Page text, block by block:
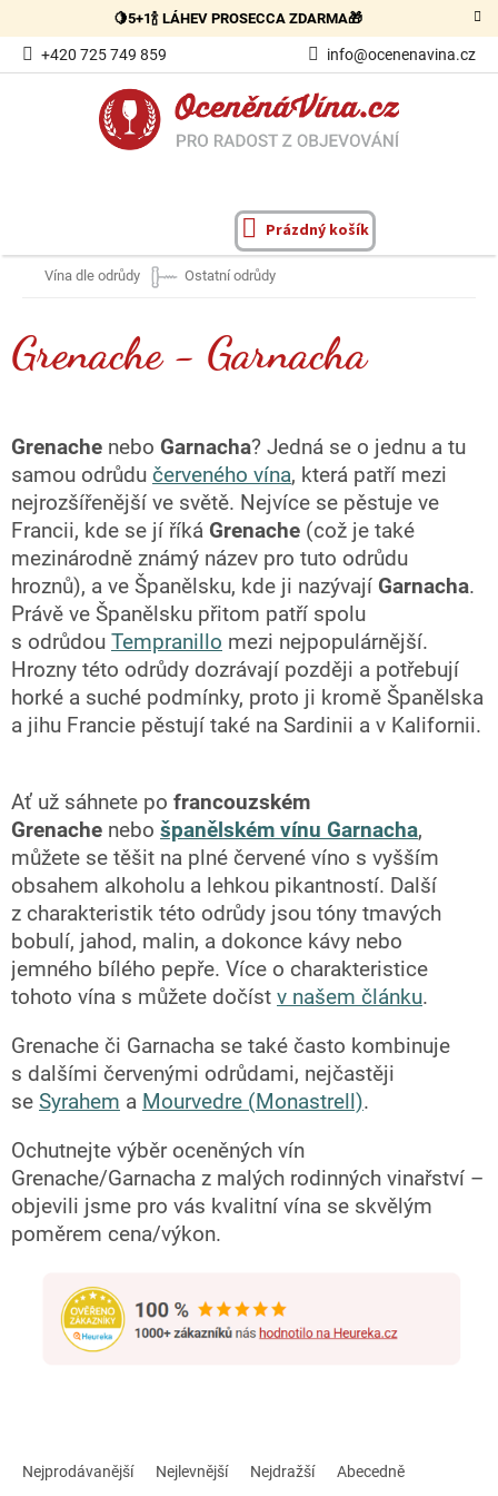
obsah
🍋5+1🍾 LÁHEV PROSECCA ZDARMA🎁
+420 725 749 859 info@ocenenavina.cz
NÁKUPNÍ
KOŠÍK
Prázdný košík
Vína dle odrůdy Ostatní odrůdy
Grenache - Garnacha
Grenache nebo Garnacha? Jedná se o jednu a tu
samou odrůdu červeného vína, která patří mezi
nejrozšířenější ve světě. Nejvíce se pěstuje ve
Francii, kde se jí říká Grenache (což je také
mezinárodně známý název pro tuto odrůdu
hroznů), a ve Španělsku, kde ji nazývají Garnacha.
Právě ve Španělsku přitom patří spolu
s odrůdou Tempranillo mezi nejpopulárnější.
Hrozny této odrůdy dozrávají později a potřebují
horké a suché podmínky, proto ji kromě Španělska
a jihu Francie pěstují také na Sardinii a v Kalifornii.
Ať už sáhnete po francouzském
Grenache nebo španělském vínu Garnacha,
můžete se těšit na plné červené víno s vyšším
obsahem alkoholu a lehkou pikantností. Další
z charakteristik této odrůdy jsou tóny tmavých
bobulí, jahod, malin, a dokonce kávy nebo
jemného bílého pepře. Více o charakteristice
tohoto vína s můžete dočíst v našem článku.
Grenache či Garnacha se také často kombinuje
s dalšími červenými odrůdami, nejčastěji
se Syrahem a Mourvedre (Monastrell).
Ochutnejte výběr oceněných vín
Grenache/Garnacha z malých rodinných vinařství –
objevili jsme pro vás kvalitní vína se skvělým
poměrem cena/výkon.
Nejprodávanější Nejlevnější Nejdražší Abecedně